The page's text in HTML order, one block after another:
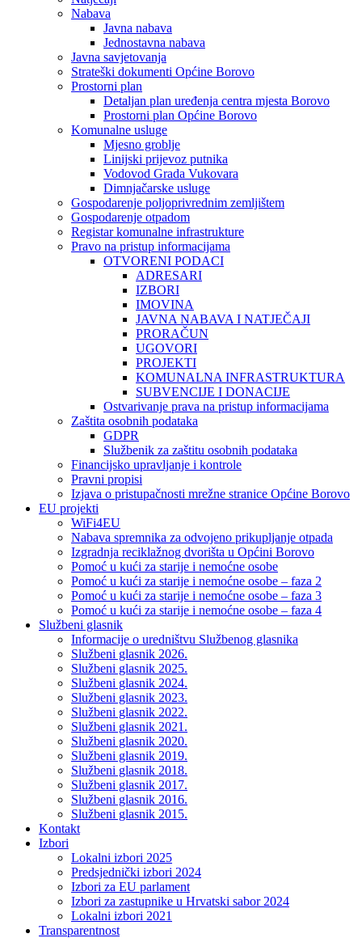
Nabava
Javna nabava
Jednostavna nabava
Javna savjetovanja
Strateški dokumenti Općine Borovo
Prostorni plan
Detaljan plan uređenja centra mjesta Borovo
Prostorni plan Općine Borovo
Komunalne usluge
Mjesno groblje
Linijski prijevoz putnika
Vodovod Grada Vukovara
Dimnjačarske usluge
Gospodarenje poljoprivrednim zemljištem
Gospodarenje otpadom
Registar komunalne infrastrukture
Pravo na pristup informacijama
OTVORENI PODACI
ADRESARI
IZBORI
IMOVINA
JAVNA NABAVA I NATJEČAJI
PRORAČUN
UGOVORI
PROJEKTI
KOMUNALNA INFRASTRUKTURA
SUBVENCIJE I DONACIJE
Ostvarivanje prava na pristup informacijama
Zaštita osobnih podataka
GDPR
Službenik za zaštitu osobnih podataka
Financijsko upravljanje i kontrole
Pravni propisi
Izjava o pristupačnosti mrežne stranice Općine Borovo
EU projekti
WiFi4EU
Nabava spremnika za odvojeno prikupljanje otpada
Izgradnja reciklažnog dvorišta u Općini Borovo
Pomoć u kući za starije i nemoćne osobe
Pomoć u kući za starije i nemoćne osobe – faza 2
Pomoć u kući za starije i nemoćne osobe – faza 3
Pomoć u kući za starije i nemoćne osobe – faza 4
Službeni glasnik
Informacije o uredništvu Službenog glasnika
Službeni glasnik 2026.
Službeni glasnik 2025.
Službeni glasnik 2024.
Službeni glasnik 2023.
Službeni glasnik 2022.
Službeni glasnik 2021.
Službeni glasnik 2020.
Službeni glasnik 2019.
Službeni glasnik 2018.
Službeni glasnik 2017.
Službeni glasnik 2016.
Službeni glasnik 2015.
Kontakt
Izbori
Lokalni izbori 2025
Predsjednički izbori 2024
Izbori za EU parlament
Izbori za zastupnike u Hrvatski sabor 2024
Lokalni izbori 2021
Transparentnost